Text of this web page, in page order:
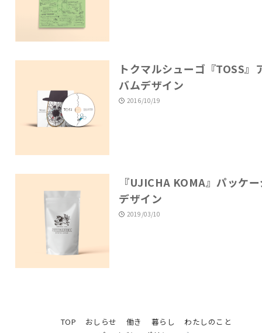
トクマルシューゴ『TOSS』
バムデザイン
2016/10/19
『UJICHA KOMA』パッケ
デザイン
2019/03/10
TOP おしらせ 働き 暮らし
わたしのこと